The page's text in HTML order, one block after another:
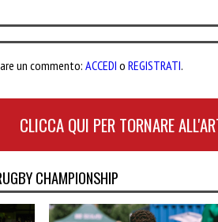
un commento: ACCEDI o REGISTRATI.
CLICCA QUI PER TORNARE
CHAMPIONSHIP